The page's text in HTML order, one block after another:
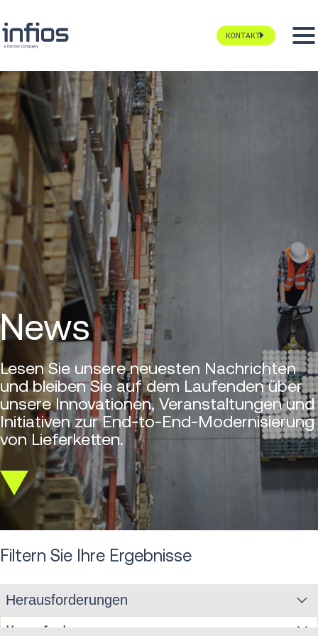
KONTAKT
News
Lesen Sie unsere neuesten Nachrichten
und bleiben Sie auf dem Laufenden über
unsere Innovationen, Veranstaltungen und
Initiativen zur End-to-End-Modernisierung
von Lieferketten.
Scroll
down
Filtern Sie Ihre Ergebnisse
Herausforderungen
Herausforderungen